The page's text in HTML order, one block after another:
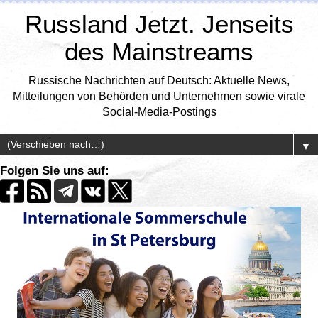
Russland Jetzt. Jenseits
des Mainstreams
Russische Nachrichten auf Deutsch: Aktuelle News,
Mitteilungen von Behörden und Unternehmen sowie virale
Social-Media-Postings
▼
Folgen Sie uns auf: